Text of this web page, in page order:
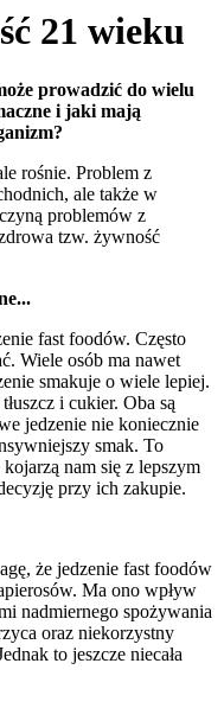
21 wieku
prowadzić do wielu
i jaki mają
rośnie. Problem z
ale także w
problemów z
tzw. żywność
fast foodów. Często
Wiele osób ma nawet
smakuje o wiele lepiej.
i cukier. Oba są
jedzenie nie koniecznie
smak. To
nam się z lepszym
przy ich zakupie.
że jedzenie fast foodów
Ma ono wpływ
nadmiernego spożywania
oraz niekorzystny
to jeszcze niecała